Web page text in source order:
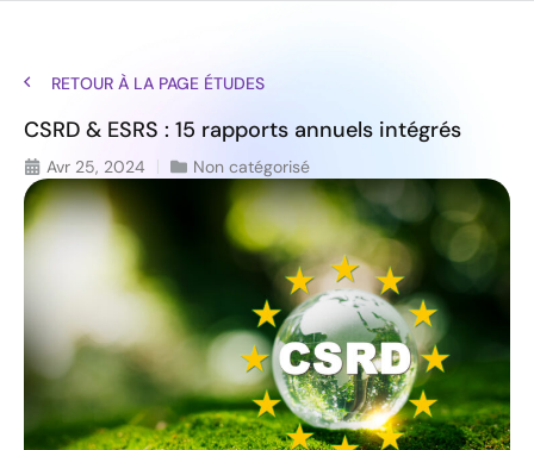
RETOUR À LA PAGE ÉTUDES
CSRD & ESRS : 15 rapports annuels intégrés
Avr 25, 2024 Non catégorisé